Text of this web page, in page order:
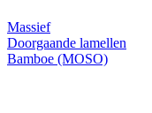
Massief
Doorgaande lamellen
Bamboe (MOSO)